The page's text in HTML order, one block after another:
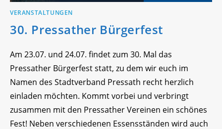
VERANSTALTUNGEN
30. Pressather Bürgerfest
Am 23.07. und 24.07. findet zum 30. Mal das
Pressather Bürgerfest statt, zu dem wir euch im
Namen des Stadtverband Pressath recht herzlich
einladen möchten. Kommt vorbei und verbringt
zusammen mit den Pressather Vereinen ein schönes
Fest! Neben verschiedenen Essensständen wird auch